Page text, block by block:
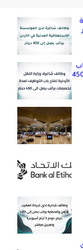
لعدة تخصصات براتب يصل الى 450